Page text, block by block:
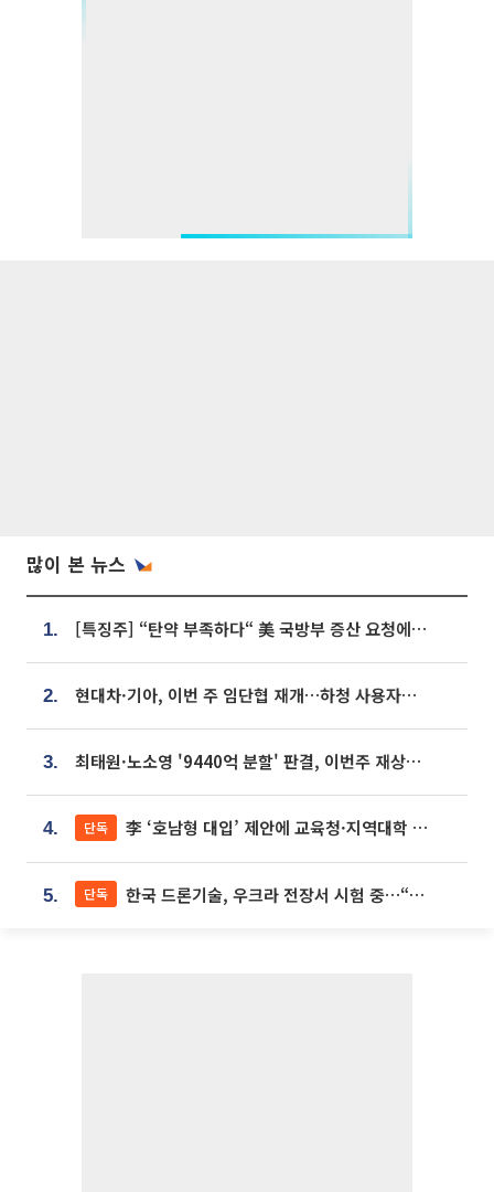
많이 본 뉴스
1. [특징주] “탄약 부족하다“ 美 국방부 증산 요청에⋯국내 방산주 급등세
2. 현대차·기아, 이번 주 임단협 재개…하청 사용자성 재심도 ‘변수’
3. 최태원·노소영 '9440억 분할' 판결, 이번주 재상고 여부 주목
4. 단독 李 ‘호남형 대입’ 제안에 교육청·지역대학 서·논술형 입시 연계 '착수'
5. 단독 한국 드론기술, 우크라 전장서 시험 중…“스타트업 여러 곳 참여”